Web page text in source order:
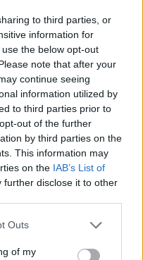
to third parties, or
information for
the below opt-out
note that after your
continue seeing
information utilized by
to third parties prior to
out of the further
by third parties on the
This information may
on the IAB’s List of
further disclose it to other
one or more Google
You may click to
Outs
of my
την
εργασίας, την
στα ραντεβού
και τα ατομικά
μάσκα και την
προβλέπονται
καταναλωτές
κέντρου 1520